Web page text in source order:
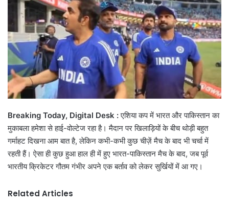
Breaking Today, Digital Desk :एशिया कप में भारत और पाकिस्तान का
मुकाबला हमेशा से हाई-वोल्टेज रहा है। मैदान पर खिलाड़ियों के बीच थोड़ी बहुत
गर्माहट दिखना आम बात है, लेकिन कभी-कभी कुछ चीज़ें मैच के बाद भी चर्चा में
रहती हैं। ऐसा ही कुछ हुआ हाल ही में हुए भारत-पाकिस्तान मैच के बाद, जब पूर्व
भारतीय क्रिकेटर गौतम गंभीर अपने एक बर्ताव को लेकर सुर्खियों में आ गए।
Related Articles